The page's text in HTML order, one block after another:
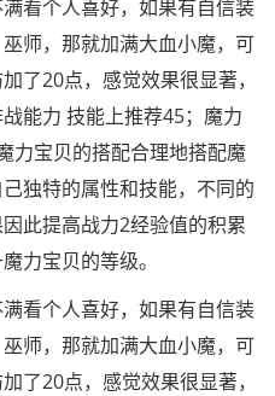
看个人喜好，如果有自信装
师，那就加满大血小魔，可
了20点，感觉效果很显著，
能力 技能上推荐45；魔力
力宝贝的搭配合理地搭配魔
独特的属性和技能，不同的
此提高战力2经验值的积累
力宝贝的等级。
看个人喜好，如果有自信装
师，那就加满大血小魔，可
了20点，感觉效果很显著，